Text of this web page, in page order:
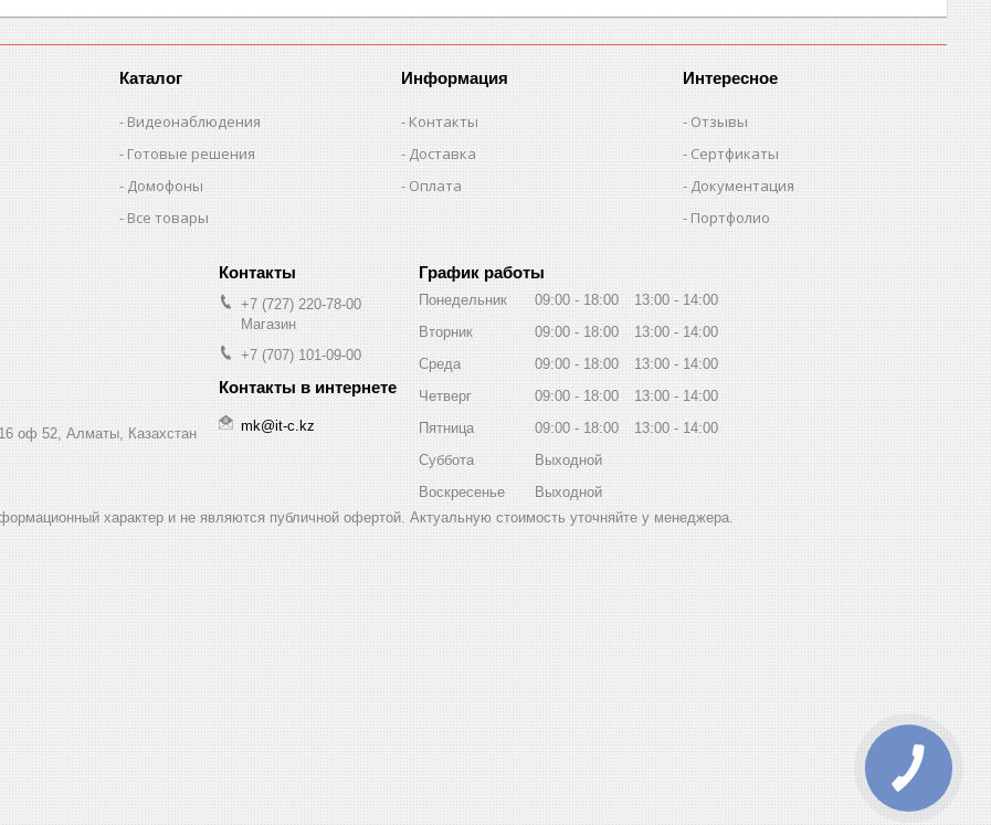
Каталог
Видеонаблюдения
Готовые решения
Домофоны
Все товары
Информация
Контакты
Доставка
Оплата
Интересное
Отзывы
Сертфикаты
Документация
Портфолио
оф 52, Алматы, Казахстан
+7 (727) 220-78-00
Магазин
+7 (707) 101-09-00
mk@it-c.kz
График работы
Понедельник 09:00 18:00 13:00
14:00
Вторник
09:00 18:00 13:00
14:00
Среда
09:00 18:00 13:00
14:00
Четверг
09:00 18:00 13:00
14:00
Пятница
09:00 18:00 13:00
14:00
Суббота
Выходной
Воскресенье
Выходной
характер и не являются публичной офертой. Актуальную стоимость уточняйте у менеджера.